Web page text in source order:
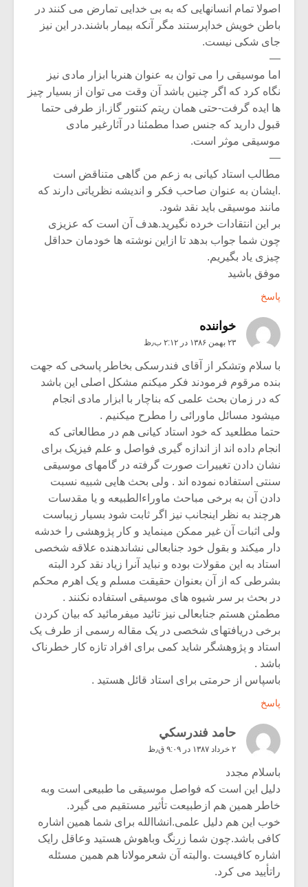
اصولا تمام انسانهایی که به بی خدایی تمارض می کنند در
باطن خویش خداپرستند مگر آنکه بیمار باشند.در این نیز
جای شکی نیست.
—
اما موسیقی را می توان به عنوان هنربا ابزار مادی نیز
نگاه کرد که اگر چنین باشد آن وقت می توان از بسیار چیز
ها ایده گرفت-حتی همان ریتم کنتور گاز.از طرفی حتما
قبول دارید که جنس صدا مطمئنا در آثارغیر مادی
موسیقی موثر است.
—
مطالب استاد کیانی به زعم من گاهی متناقض است
.ایشان به عنوان صاحب فکر و اندیشه نظریاتی دارند که
مانند موسیقی باید نقد شود.
بر این انتقادات خرده نگیرید.هدف آن است که عزیزی
چون شما جواب بدهد تا ازاین نوشته ها خودمان حداقل
چیزی یاد بگیریم.
موفق باشید
پاسخ
خواننده
۲۳ بهمن ۱۳۸۶ در ۲:۱۲ ب٫ظ
با سلام وتشکر از آقای فندرسکی بخاطر پاسخی که جهت
بنده مرقوم فرمودند فکر میکنم مشکل اصلی این باشد
که در زمان بحث علمی که بناچار با ابزار مادی انجام
میشود مسائل ماورائی را مطرح میکنیم .
حتما مطلعید که خود استاد کیانی هم در مطالعاتی که
انجام داده اند از اندازه گیری فواصل و علم فیزیک برای
نشان دادن تغییرات صورت گرفته در گامهای موسیقی
سنتی استفاده نموده اند . ولی بحث هایی شبیه نسبت
دادن آن به برخی مباحث ماوراءالطبیعه و یا مقدسات
هرچند به نظر اینجانب نیز اگر ثابت شود بسیار زیباست
ولی اثبات آن غیر ممکن مینماید و کار پژوهشی را خدشه
دار میکند و بقول خود جنابعالی نشاندهنده علاقه شخصی
استاد به این مقولات بوده و نباید آنرا زیاد نقد کرد البته
بشرطی که از آن بعنوان حقیقت مسلم و یک اهرم محکم
در بحث بر سر شیوه های موسیقی استفاده نکنند .
مطمئن هستم جنابعالی نیز تائید میفرمائید که بیان کردن
برخی دریافتهای شخصی در یک مقاله رسمی از طرف یک
استاد و پژوهشگر شاید کمی برای افراد تازه کار خطرناک
باشد .
باسپاس از حرمتی برای استاد قائل هستید .
پاسخ
حامد فندرسكي
۲ خرداد ۱۳۸۷ در ۹:۰۹ ق٫ظ
باسلام مجدد
دلیل این است که فواصل موسیقی ما طبیعی است وبه
خاطر همین هم ازطبیعت تأثیر مستقیم می گیرد.
خوب این هم دلیل علمی.انشاالله برای شما همین اشاره
کافی باشد.چون شما زرنگ وباهوش هستید وعاقل رایک
اشاره کافیست .والبته آن شعرمولانا هم همین مسئله
راتأیید می کرد.